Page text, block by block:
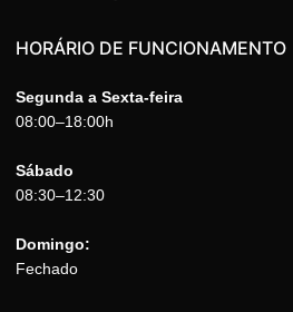
HORÁRIO DE FUNCIONAMENTO
Segunda a Sexta-feira
08:00–18:00h
Sábado
08:30–12:30
Domingo:
Fechado